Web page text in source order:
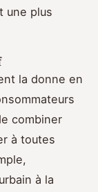
une plus
la donne en
combiner
à toutes
à la